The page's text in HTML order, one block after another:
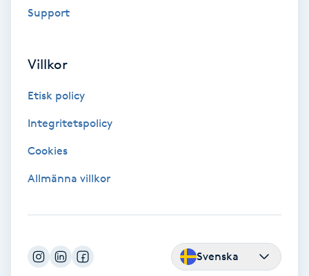
Cryoterapi
Damklippning
Diamantslipning
Support
Villkor
Etisk policy
Integritetspolicy
Cookies
Allmänna villkor
Svenska